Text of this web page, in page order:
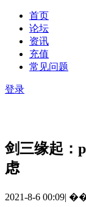
首页
论坛
资讯
充值
常见问题
登录
剑三缘起：
虑
2021-8-6 00:09|